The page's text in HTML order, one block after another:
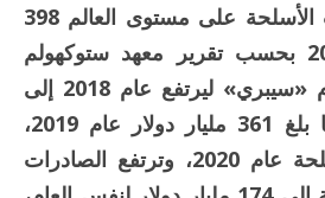
وقد بلغ حجم مبيعات الأسلحة على مستوى العالم 398
مليار دولار عام 2017 بحسب تقرير معهد ستوكهولم
الدولى لأبحاث السلام «سيبري» ليرتفع عام 2018 إلى
420 مليار دولار، كما بلغ 361 مليار دولار عام 2019،
وتستقر مبيعات الأسلحة عام 2020، وترتفع الصادرات